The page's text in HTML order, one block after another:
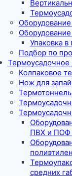
Упаковка в
Подбор по
Термоусадочное
Колпаковое
Нож для
Термотоннель
ПВХ и ПОФ
полиэтилен
средних